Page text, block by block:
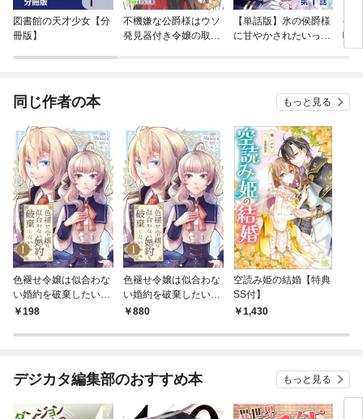
図書館の天才少女【分
冊版】
不機嫌な公爵様はウソ
発見器付き令嬢の取説
【単話版】氷の侯爵様
に甘やかされたいっ！
今
喫
サ
同じ作者の本 もっと見る
色褪せ令嬢は似合わな
い婚約を破棄したい。
【単話版】 1
198
色褪せ令嬢は似合わな
い婚約を破棄したい。
【電子単行本版】 1
880
空読み姫の結婚【特典
SS付】
1,430
デジカタ編集部のおすすめ本 もっと見る